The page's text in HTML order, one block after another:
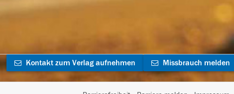
Kontakt zum Verlag aufnehmen Missbrauch melden